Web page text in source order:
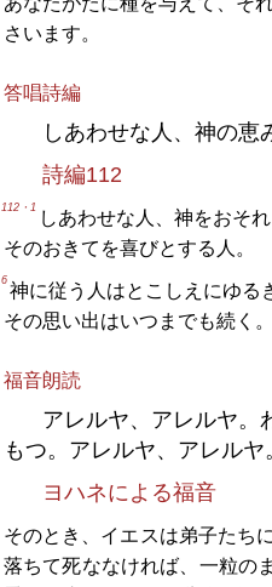
さいます。
答唱詩編
しあわせな人、神の恵
詩編112
112・1
しあわせな人、神をおそれ
そのおきてを喜びとする人。
6
神に従う人はとこしえにゆる
その思い出はいつまでも続く。
福音朗読
アレルヤ、アレルヤ。
もつ。アレルヤ、アレルヤ
ヨハネによる福音
そのとき、イエスは弟子たち
落ちて死ななければ、一粒の